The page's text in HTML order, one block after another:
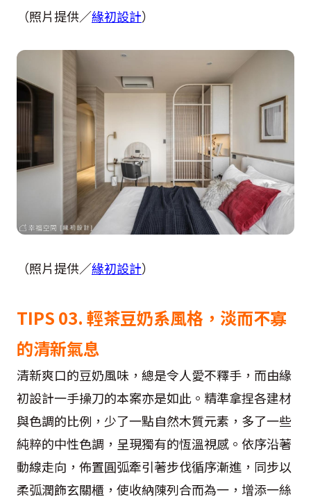
（照片提供／緣初設計）
（照片提供／緣初設計）
TIPS 03. 輕茶豆奶系風格，淡而不寡
的清新氣息
清新爽口的豆奶風味，總是令人愛不釋手，而由緣
初設計一手操刀的本案亦是如此。精準拿捏各建材
與色調的比例，少了一點自然木質元素，多了一些
純粹的中性色調，呈現獨有的恆溫視感。依序沿著
動線走向，佈置圓弧牽引著步伐循序漸進，同步以
柔弧潤飾玄關櫃，使收納陳列合而為一，增添一絲